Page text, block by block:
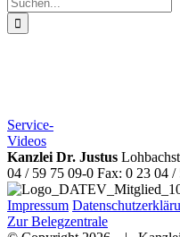
Service-
Videos
Kanzlei Dr. Justus
04 / 59 75 09-0 Fax: 0 23 04 /
Impressum
Zur Belegzentrale